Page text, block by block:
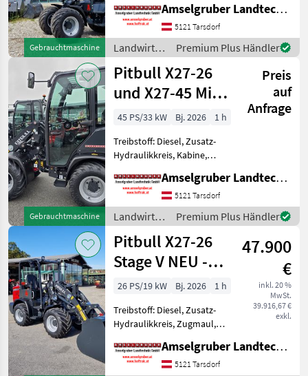
Gebrauchtmaschine
Schnellwechselrahmen,
hydr. Geräteverriegelung 12
to Planetenachsen, Z-
Kinematik, 2.500 kg Hubkraf
Amselgruber Landtechnik GmbH
5121 Tarsdorf
Landwirtsch.
Motorfahrzeuge
/ Pitbull
Premium Plus Händler
Gebrauchtmaschine
Pitbull X27-26
und X27-45 Mit
Kabine
Preis
auf
Anfrage
45 PS/33 kW Bj. 2026
1 h
Treibstoff: Diesel, Zusatz-
Hydraulikkreis, Kabine,
Schnellwechselrahmen,
hydr. Geräteverriegelung
Auch mit Kabine und
Klappdach erhältlich Das
Kraftpaket aus
Amselgruber Landtechnik GmbH
5121 Tarsdorf
Landwirtsch.
Motorfahrzeuge
/ Pitbull
Premium Plus Händler
Pitbull X27-26
Stage V NEU -
Planetenachsen+Z-
Kinematik
47.900
€
inkl. 20 %
MwSt.
39.916,67 €
exkl.
26 PS/19 kW Bj. 2026
1 h
Treibstoff: Diesel, Zusatz-
Hydraulikkreis, Zugmaul,
hydr. Geräteverriegelung
Das Kraftpaket aus Holland!
Amselgruber Landtechnik GmbH
5121 Tarsdorf